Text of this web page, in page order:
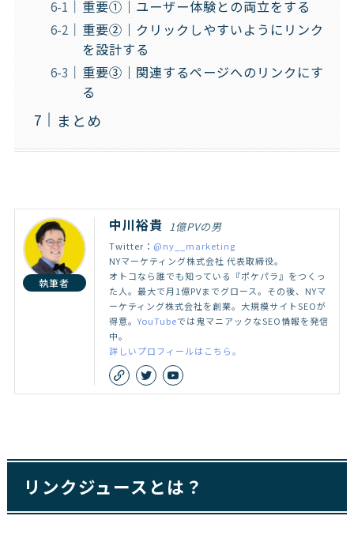
重要①｜ユーザー体験との両立をする
重要②｜クリックしやすいようにリンク
を設計する
重要③｜関連するページへのリンクにす
る
まとめ
執筆者
中川裕貴 1億PVの男
Twitter： @ny__marketing
NYマーケティング株式会社 代表取締役。
オトコなら誰でも知っている『ポケパラ』をつくっ
た人。最大で月1億PVまでグロース。その後、NYマ
ーケティング株式会社を創業。大規模サイトSEOが
得意。YouTubeでは鬼マニアックなSEO情報を発信
中。
詳しいプロフィールはこちら。
リンクジュースとは？